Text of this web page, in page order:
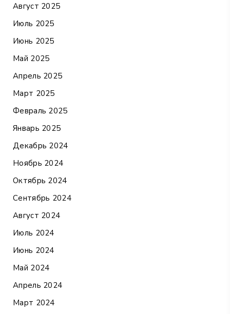
Август 2025
Июль 2025
Июнь 2025
Май 2025
Апрель 2025
Март 2025
Февраль 2025
Январь 2025
Декабрь 2024
Ноябрь 2024
Октябрь 2024
Сентябрь 2024
Август 2024
Июль 2024
Июнь 2024
Май 2024
Апрель 2024
Март 2024